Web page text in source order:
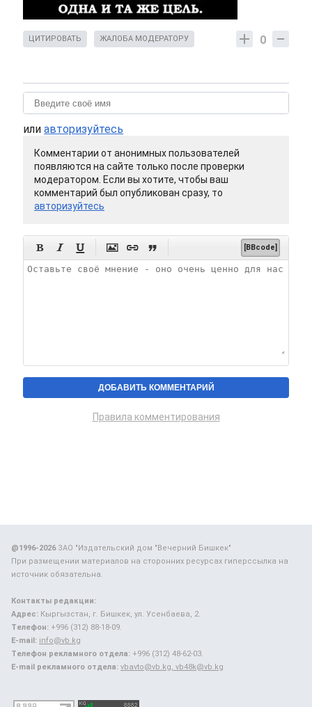
0
ЦИТИРОВАТЬ ЖАЛОБА МОДЕРАТОРУ
или авторизуйтесь
Комментарии от анонимных пользователей
появляются на сайте только после проверки
модератором. Если вы хотите, чтобы ваш
комментарий был опубликован сразу, то
авторизуйтесь
      [BBcode]
Правила комментирования
@1996-2026ЗАО "Издательский дом "Вечерний Бишкек"
При размещении материалов на сторонних ресурсах гиперссылка на
источник обязательна.
Контакты редакции:
Адрес: Кыргызстан, г. Бишкек, ул. Усенбаева, 2.
Телефон: +996 (312) 88-18-09.
E-mail: info@vb.kg
Телефон рекламного отдела: +996 (312) 48-62-03.
E-mail рекламного отдела: vbavto@vb.kg, vb48k@vb.kg